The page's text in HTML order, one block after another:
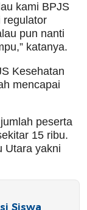
kami BPJS
regulator
pun nanti
katanya.
Kesehatan
mencapai
peserta
15 ribu.
Utara yakni
Siswa